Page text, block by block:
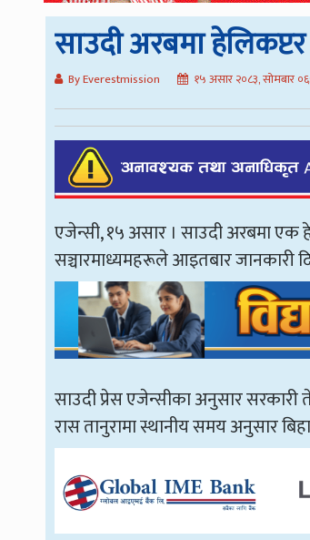
साउदी अरबमा
By Everestmission १५ असार २०८३, सोमबार
एजेन्सी, १५ असार । साउदी अरबमा एक
सञ्चारमाध्यमहरूले आइतबार जानकारी
साउदी प्रेस एजेन्सीका अनुसार सरकारी
रास तानुरामा स्थानीय समय अनुसार